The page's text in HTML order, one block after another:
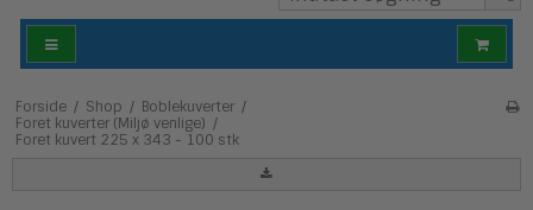
Forside / Shop / Boblekuverter /
Foret kuverter (Miljø venlige) /
Foret kuvert 225 x 343 - 100 stk